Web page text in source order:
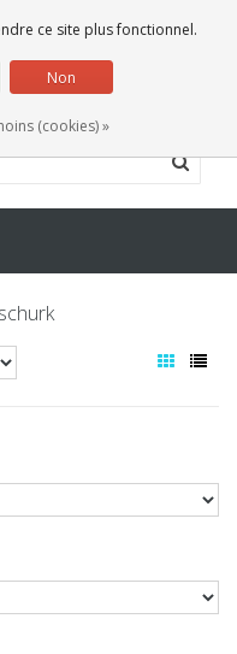
0 Articles
ce site plus fonctionnel.
Non
(cookies) »